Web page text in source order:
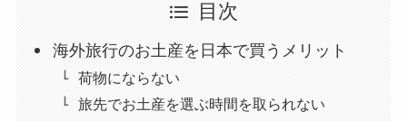
目次
海外旅行のお土産を日本で買うメリット
荷物にならない
旅先でお土産を選ぶ時間を取られない